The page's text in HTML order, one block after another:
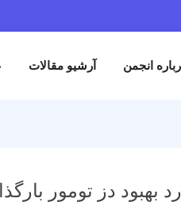
انجمن آرشیو مقالات
بهبود دز تومور